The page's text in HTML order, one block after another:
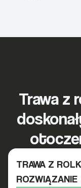
Trawa z
TRAWA Z
ROZWIĄZANIE